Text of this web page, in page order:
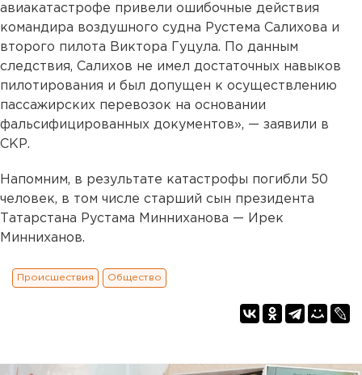
авиакатастрофе привели ошибочные действия
командира воздушного судна Рустема Салихова и
второго пилота Виктора Гуцула. По данным
следствия, Салихов не имел достаточных навыков
пилотирования и был допущен к осуществлению
пассажирских перевозок на основании
фальсифицированных документов», — заявили в
СКР.
Напомним, в результате катастрофы погибли 50
человек, в том числе старший сын президента
Татарстана Рустама Минниханова — Ирек
Минниханов.
Происшествия Общество